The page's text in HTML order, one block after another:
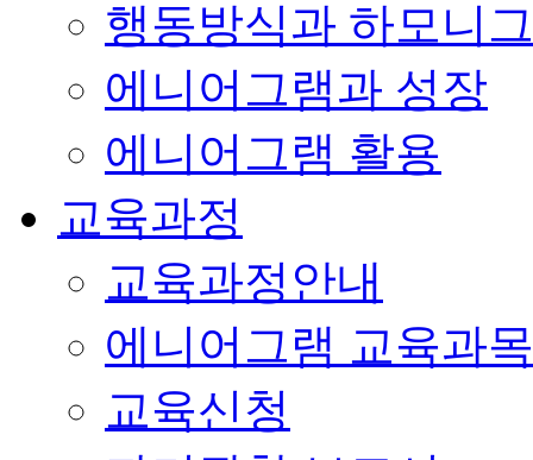
행동방식과 하모니
에니어그램과 성장
에니어그램 활용
교육과정
교육과정안내
에니어그램 교육과목
교육신청